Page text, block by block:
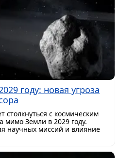
году: новая угроза
столкнуться с космическим
мимо Земли в 2029 году.
научных миссий и влияние